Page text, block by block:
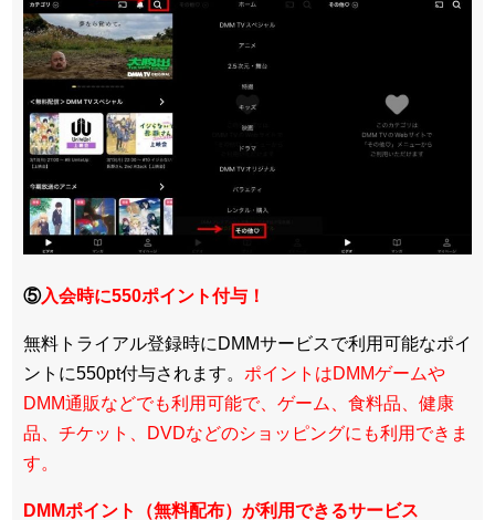
⑤入会時に550ポイント付与！
無料トライアル登録時にDMMサービスで利用可能なポイ
ントに550pt付与されます。 ポイントはDMMゲームや
DMM通販などでも利用可能で、ゲーム、食料品、健康
品、チケット、DVDなどのショッピングにも利用できま
す。
DMMポイント（無料配布）が利用できるサービス